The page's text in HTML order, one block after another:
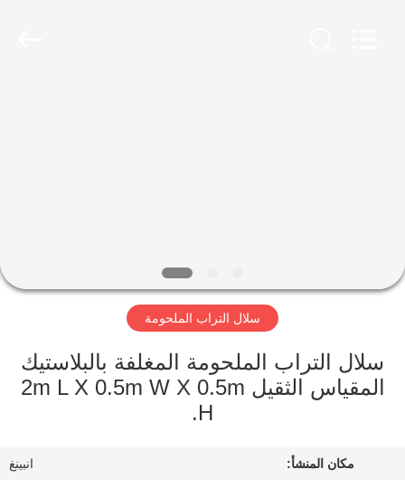
عنا
في
المعمل
مراقبة
سلال التراب الملحومة
سلال التراب الملحومة المغلفة بالبلاستيك
المقياس الثقيل 2m L X 0.5m W X 0.5m
H.
مكان المنشأ: انبينغ